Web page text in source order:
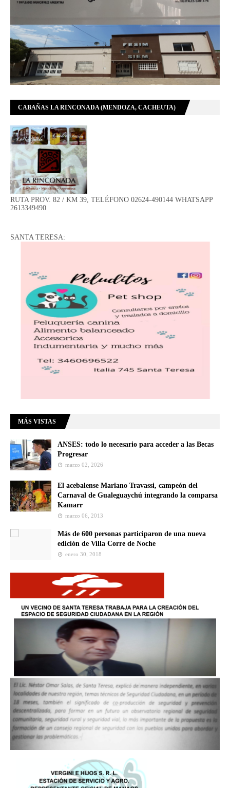
CABAÑAS LA RINCONADA (MENDOZA, CACHEUTA)
RUTA PROV. 82 / KM 39, TELÉFONO 02624-490144 WHATSAPP
2613349490
SANTA TERESA:
MÁS VISTAS
ANSES: todo lo necesario para acceder a las Becas
Progresar
marzo 02, 2026
El acebalense Mariano Travassi, campeón del
Carnaval de Gualeguaychú integrando la comparsa
Kamarr
marzo 06, 2013
Más de 600 personas participaron de una nueva
edición de Villa Corre de Noche
enero 30, 2018